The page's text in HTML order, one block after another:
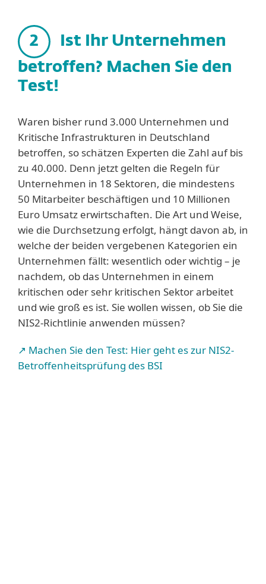
2
Ist Ihr Unternehmen
betroffen? Machen Sie den
Test!
Waren bisher rund 3.000 Unternehmen und
Kritische Infrastrukturen in Deutschland
betroffen, so schätzen Experten die Zahl auf bis
zu 40.000. Denn jetzt gelten die Regeln für
Unternehmen in 18 Sektoren, die mindestens
50 Mitarbeiter beschäftigen und 10 Millionen
Euro Umsatz erwirtschaften. Die Art und Weise,
wie die Durchsetzung erfolgt, hängt davon ab, in
welche der beiden vergebenen Kategorien ein
Unternehmen fällt: wesentlich oder wichtig – je
nachdem, ob das Unternehmen in einem
kritischen oder sehr kritischen Sektor arbeitet
und wie groß es ist. Sie wollen wissen, ob Sie die
NIS2-Richtlinie anwenden müssen?
↗ Machen Sie den Test: Hier geht es zur NIS2-
Betroffenheitsprüfung des BSI